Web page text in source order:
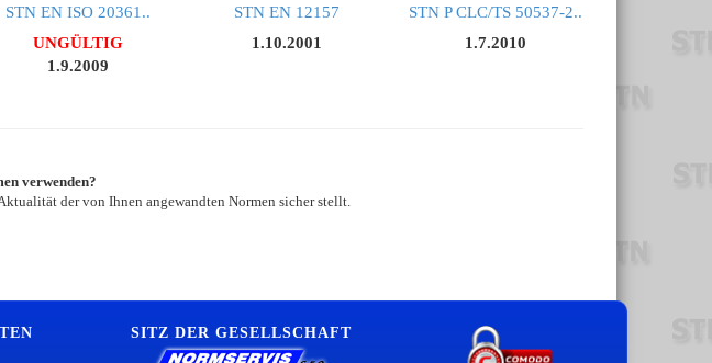
STN EN ISO 20361..
UNGÜLTIG
1.9.2009
STN EN 12157
1.10.2001
STN P CLC/TS 50537-2..
1.7.2010
verwenden?
der von Ihnen angewandten Normen sicher stellt.
SITZ DER GESELLSCHAFT